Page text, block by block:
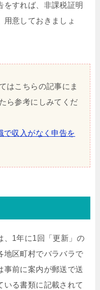
をすれば、非課税証明
意しておきましょ
はこちらの記事にま
ら参考にしみてくだ
で収入がなく申告を
、1年に1回「更新」の
地区町村でバラバラで
事前に案内が郵送で送
いる書類に記載されて